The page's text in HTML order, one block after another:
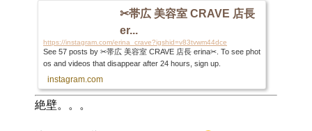
✂︎帯広 美容室 CRAVE 店長
er...
https://instagram.com/erina_crave?igshid=v83tvwm44dce
See 57 posts by ✂︎帯広 美容室 CRAVE 店長 erina✂︎. To see phot
os and videos that disappear after 24 hours, sign up.
instagram.com
絶壁。。。